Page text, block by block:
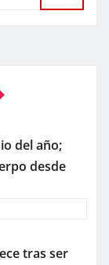
del año;
desde
tras ser